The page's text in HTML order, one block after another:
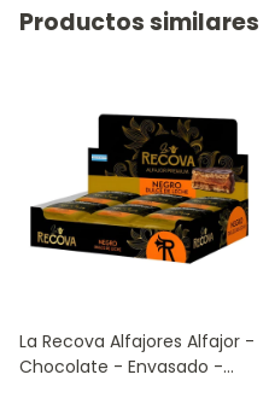
Productos similares
La Recova Alfajores Alfajor -
Chocolate - Envasado -